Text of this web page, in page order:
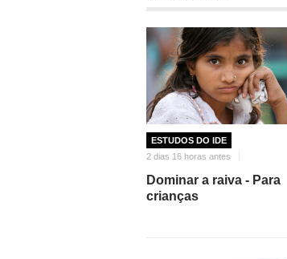
ESTUDOS DO IDE
2 dias 16 horas antes
Dominar a raiva - Para
crianças